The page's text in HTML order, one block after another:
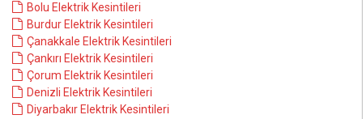
Bolu Elektrik Kesintileri
Burdur Elektrik Kesintileri
Çanakkale Elektrik Kesintileri
Çankırı Elektrik Kesintileri
Çorum Elektrik Kesintileri
Denizli Elektrik Kesintileri
Diyarbakır Elektrik Kesintileri